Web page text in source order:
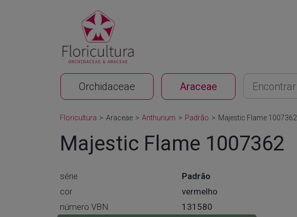
Orchidaceae Araceae
Floricultura > Araceae > Anthurium > Padrão > Majestic Flame 1007362
Majestic Flame 1007362
série
Padrão
cor
vermelho
número VBN
131580